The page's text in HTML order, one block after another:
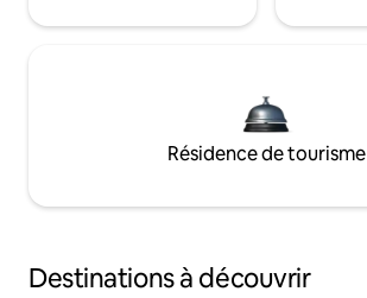
Résidence de tourisme
Destinations à découvrir